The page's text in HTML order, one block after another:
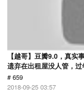
【越哥】豆瓣9.0，真实
遗弃在出租屋没人管，过
# 659
2018-09-25 03:57